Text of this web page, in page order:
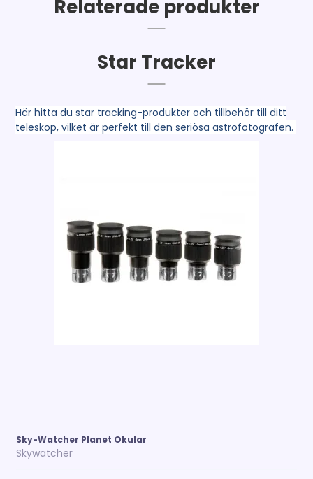
Relaterade produkter
Star Tracker
Här hitta du star tracking-produkter och tillbehör till ditt
teleskop, vilket är perfekt till den seriösa astrofotografen.
Sky-Watcher Planet Okular
Skywatcher